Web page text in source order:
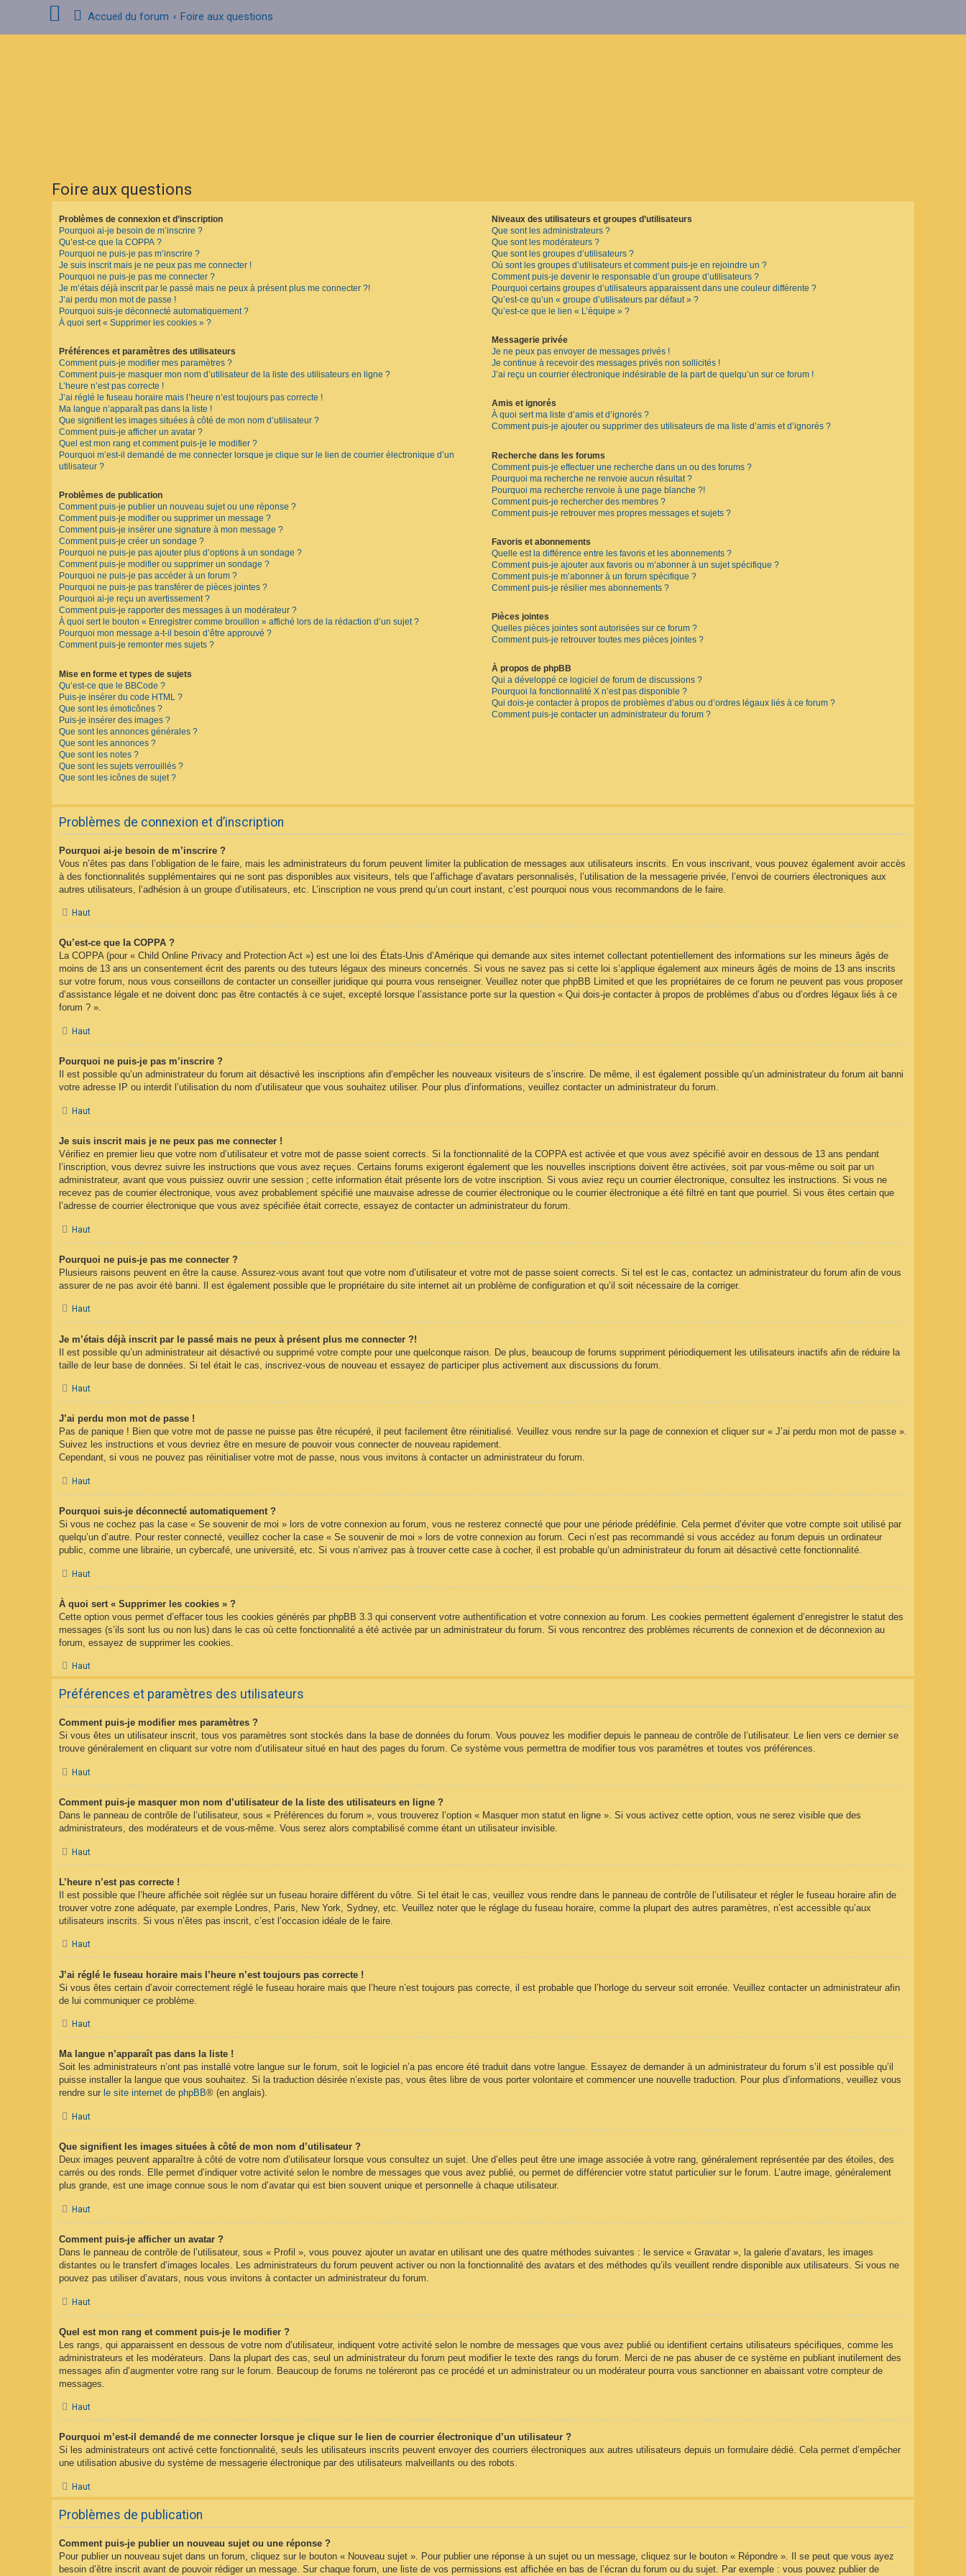
Accueil du forum Foire aux questions
Foire aux questions
Problèmes de connexion et d’inscription
Pourquoi ai-je besoin de m’inscrire ?
Qu’est-ce que la COPPA ?
Pourquoi ne puis-je pas m’inscrire ?
Je suis inscrit mais je ne peux pas me connecter !
Pourquoi ne puis-je pas me connecter ?
Je m’étais déjà inscrit par le passé mais ne peux à présent plus me connecter ?!
J’ai perdu mon mot de passe !
Pourquoi suis-je déconnecté automatiquement ?
À quoi sert « Supprimer les cookies » ?
Préférences et paramètres des utilisateurs
Comment puis-je modifier mes paramètres ?
Comment puis-je masquer mon nom d’utilisateur de la liste des utilisateurs en ligne ?
L’heure n’est pas correcte !
J’ai réglé le fuseau horaire mais l’heure n’est toujours pas correcte !
Ma langue n’apparaît pas dans la liste !
Que signifient les images situées à côté de mon nom d’utilisateur ?
Comment puis-je afficher un avatar ?
Quel est mon rang et comment puis-je le modifier ?
Pourquoi m’est-il demandé de me connecter lorsque je clique sur le lien de courrier électronique d’un
utilisateur ?
Problèmes de publication
Comment puis-je publier un nouveau sujet ou une réponse ?
Comment puis-je modifier ou supprimer un message ?
Comment puis-je insérer une signature à mon message ?
Comment puis-je créer un sondage ?
Pourquoi ne puis-je pas ajouter plus d’options à un sondage ?
Comment puis-je modifier ou supprimer un sondage ?
Pourquoi ne puis-je pas accéder à un forum ?
Pourquoi ne puis-je pas transférer de pièces jointes ?
Pourquoi ai-je reçu un avertissement ?
Comment puis-je rapporter des messages à un modérateur ?
À quoi sert le bouton « Enregistrer comme brouillon » affiché lors de la rédaction d’un sujet ?
Pourquoi mon message a-t-il besoin d’être approuvé ?
Comment puis-je remonter mes sujets ?
Mise en forme et types de sujets
Qu’est-ce que le BBCode ?
Puis-je insérer du code HTML ?
Que sont les émoticônes ?
Puis-je insérer des images ?
Que sont les annonces générales ?
Que sont les annonces ?
Que sont les notes ?
Que sont les sujets verrouillés ?
Que sont les icônes de sujet ?
Niveaux des utilisateurs et groupes d’utilisateurs
Que sont les administrateurs ?
Que sont les modérateurs ?
Que sont les groupes d’utilisateurs ?
Où sont les groupes d’utilisateurs et comment puis-je en rejoindre un ?
Comment puis-je devenir le responsable d’un groupe d’utilisateurs ?
Pourquoi certains groupes d’utilisateurs apparaissent dans une couleur différente ?
Qu’est-ce qu’un « groupe d’utilisateurs par défaut » ?
Qu’est-ce que le lien « L’équipe » ?
Messagerie privée
Je ne peux pas envoyer de messages privés !
Je continue à recevoir des messages privés non sollicités !
J’ai reçu un courrier électronique indésirable de la part de quelqu’un sur ce forum !
Amis et ignorés
À quoi sert ma liste d’amis et d’ignorés ?
Comment puis-je ajouter ou supprimer des utilisateurs de ma liste d’amis et d’ignorés ?
Recherche dans les forums
Comment puis-je effectuer une recherche dans un ou des forums ?
Pourquoi ma recherche ne renvoie aucun résultat ?
Pourquoi ma recherche renvoie à une page blanche ?!
Comment puis-je rechercher des membres ?
Comment puis-je retrouver mes propres messages et sujets ?
Favoris et abonnements
Quelle est la différence entre les favoris et les abonnements ?
Comment puis-je ajouter aux favoris ou m’abonner à un sujet spécifique ?
Comment puis-je m’abonner à un forum spécifique ?
Comment puis-je résilier mes abonnements ?
Pièces jointes
Quelles pièces jointes sont autorisées sur ce forum ?
Comment puis-je retrouver toutes mes pièces jointes ?
À propos de phpBB
Qui a développé ce logiciel de forum de discussions ?
Pourquoi la fonctionnalité X n’est pas disponible ?
Qui dois-je contacter à propos de problèmes d’abus ou d’ordres légaux liés à ce forum ?
Comment puis-je contacter un administrateur du forum ?
Problèmes de connexion et d’inscription
Pourquoi ai-je besoin de m’inscrire ?
Vous n’êtes pas dans l’obligation de le faire, mais les administrateurs du forum peuvent limiter la publication de messages aux utilisateurs inscrits. En vous inscrivant, vous pouvez également avoir accès
à des fonctionnalités supplémentaires qui ne sont pas disponibles aux visiteurs, tels que l’affichage d’avatars personnalisés, l’utilisation de la messagerie privée, l’envoi de courriers électroniques aux
autres utilisateurs, l’adhésion à un groupe d’utilisateurs, etc. L’inscription ne vous prend qu’un court instant, c’est pourquoi nous vous recommandons de le faire.
Haut
Qu’est-ce que la COPPA ?
La COPPA (pour « Child Online Privacy and Protection Act ») est une loi des États-Unis d’Amérique qui demande aux sites internet collectant potentiellement des informations sur les mineurs âgés de
moins de 13 ans un consentement écrit des parents ou des tuteurs légaux des mineurs concernés. Si vous ne savez pas si cette loi s’applique également aux mineurs âgés de moins de 13 ans inscrits
sur votre forum, nous vous conseillons de contacter un conseiller juridique qui pourra vous renseigner. Veuillez noter que phpBB Limited et que les propriétaires de ce forum ne peuvent pas vous proposer
d’assistance légale et ne doivent donc pas être contactés à ce sujet, excepté lorsque l’assistance porte sur la question « Qui dois-je contacter à propos de problèmes d’abus ou d’ordres légaux liés à ce
forum ? ».
Haut
Pourquoi ne puis-je pas m’inscrire ?
Il est possible qu’un administrateur du forum ait désactivé les inscriptions afin d’empêcher les nouveaux visiteurs de s’inscrire. De même, il est également possible qu’un administrateur du forum ait banni
votre adresse IP ou interdit l’utilisation du nom d’utilisateur que vous souhaitez utiliser. Pour plus d’informations, veuillez contacter un administrateur du forum.
Haut
Je suis inscrit mais je ne peux pas me connecter !
Vérifiez en premier lieu que votre nom d’utilisateur et votre mot de passe soient corrects. Si la fonctionnalité de la COPPA est activée et que vous avez spécifié avoir en dessous de 13 ans pendant
l’inscription, vous devrez suivre les instructions que vous avez reçues. Certains forums exigeront également que les nouvelles inscriptions doivent être activées, soit par vous-même ou soit par un
administrateur, avant que vous puissiez ouvrir une session ; cette information était présente lors de votre inscription. Si vous aviez reçu un courrier électronique, consultez les instructions. Si vous ne
recevez pas de courrier électronique, vous avez probablement spécifié une mauvaise adresse de courrier électronique ou le courrier électronique a été filtré en tant que pourriel. Si vous êtes certain que
l’adresse de courrier électronique que vous avez spécifiée était correcte, essayez de contacter un administrateur du forum.
Haut
Pourquoi ne puis-je pas me connecter ?
Plusieurs raisons peuvent en être la cause. Assurez-vous avant tout que votre nom d’utilisateur et votre mot de passe soient corrects. Si tel est le cas, contactez un administrateur du forum afin de vous
assurer de ne pas avoir été banni. Il est également possible que le propriétaire du site internet ait un problème de configuration et qu’il soit nécessaire de la corriger.
Haut
Je m’étais déjà inscrit par le passé mais ne peux à présent plus me connecter ?!
Il est possible qu’un administrateur ait désactivé ou supprimé votre compte pour une quelconque raison. De plus, beaucoup de forums suppriment périodiquement les utilisateurs inactifs afin de réduire la
taille de leur base de données. Si tel était le cas, inscrivez-vous de nouveau et essayez de participer plus activement aux discussions du forum.
Haut
J’ai perdu mon mot de passe !
Pas de panique ! Bien que votre mot de passe ne puisse pas être récupéré, il peut facilement être réinitialisé. Veuillez vous rendre sur la page de connexion et cliquer sur « J’ai perdu mon mot de passe ».
Suivez les instructions et vous devriez être en mesure de pouvoir vous connecter de nouveau rapidement.
Cependant, si vous ne pouvez pas réinitialiser votre mot de passe, nous vous invitons à contacter un administrateur du forum.
Haut
Pourquoi suis-je déconnecté automatiquement ?
Si vous ne cochez pas la case « Se souvenir de moi » lors de votre connexion au forum, vous ne resterez connecté que pour une période prédéfinie. Cela permet d’éviter que votre compte soit utilisé par
quelqu’un d’autre. Pour rester connecté, veuillez cocher la case « Se souvenir de moi » lors de votre connexion au forum. Ceci n’est pas recommandé si vous accédez au forum depuis un ordinateur
public, comme une librairie, un cybercafé, une université, etc. Si vous n’arrivez pas à trouver cette case à cocher, il est probable qu’un administrateur du forum ait désactivé cette fonctionnalité.
Haut
À quoi sert « Supprimer les cookies » ?
Cette option vous permet d’effacer tous les cookies générés par phpBB 3.3 qui conservent votre authentification et votre connexion au forum. Les cookies permettent également d’enregistrer le statut des
messages (s’ils sont lus ou non lus) dans le cas où cette fonctionnalité a été activée par un administrateur du forum. Si vous rencontrez des problèmes récurrents de connexion et de déconnexion au
forum, essayez de supprimer les cookies.
Haut
Préférences et paramètres des utilisateurs
Comment puis-je modifier mes paramètres ?
Si vous êtes un utilisateur inscrit, tous vos paramètres sont stockés dans la base de données du forum. Vous pouvez les modifier depuis le panneau de contrôle de l’utilisateur. Le lien vers ce dernier se
trouve généralement en cliquant sur votre nom d’utilisateur situé en haut des pages du forum. Ce système vous permettra de modifier tous vos paramètres et toutes vos préférences.
Haut
Comment puis-je masquer mon nom d’utilisateur de la liste des utilisateurs en ligne ?
Dans le panneau de contrôle de l’utilisateur, sous « Préférences du forum », vous trouverez l’option « Masquer mon statut en ligne ». Si vous activez cette option, vous ne serez visible que des
administrateurs, des modérateurs et de vous-même. Vous serez alors comptabilisé comme étant un utilisateur invisible.
Haut
L’heure n’est pas correcte !
Il est possible que l’heure affichée soit réglée sur un fuseau horaire différent du vôtre. Si tel était le cas, veuillez vous rendre dans le panneau de contrôle de l’utilisateur et régler le fuseau horaire afin de
trouver votre zone adéquate, par exemple Londres, Paris, New York, Sydney, etc. Veuillez noter que le réglage du fuseau horaire, comme la plupart des autres paramètres, n’est accessible qu’aux
utilisateurs inscrits. Si vous n’êtes pas inscrit, c’est l’occasion idéale de le faire.
Haut
J’ai réglé le fuseau horaire mais l’heure n’est toujours pas correcte !
Si vous êtes certain d’avoir correctement réglé le fuseau horaire mais que l’heure n’est toujours pas correcte, il est probable que l’horloge du serveur soit erronée. Veuillez contacter un administrateur afin
de lui communiquer ce problème.
Haut
Ma langue n’apparaît pas dans la liste !
Soit les administrateurs n’ont pas installé votre langue sur le forum, soit le logiciel n’a pas encore été traduit dans votre langue. Essayez de demander à un administrateur du forum s’il est possible qu’il
puisse installer la langue que vous souhaitez. Si la traduction désirée n’existe pas, vous êtes libre de vous porter volontaire et commencer une nouvelle traduction. Pour plus d’informations, veuillez vous
rendre sur le site internet de phpBB® (en anglais).
Haut
Que signifient les images situées à côté de mon nom d’utilisateur ?
Deux images peuvent apparaître à côté de votre nom d’utilisateur lorsque vous consultez un sujet. Une d’elles peut être une image associée à votre rang, généralement représentée par des étoiles, des
carrés ou des ronds. Elle permet d’indiquer votre activité selon le nombre de messages que vous avez publié, ou permet de différencier votre statut particulier sur le forum. L’autre image, généralement
plus grande, est une image connue sous le nom d’avatar qui est bien souvent unique et personnelle à chaque utilisateur.
Haut
Comment puis-je afficher un avatar ?
Dans le panneau de contrôle de l’utilisateur, sous « Profil », vous pouvez ajouter un avatar en utilisant une des quatre méthodes suivantes : le service « Gravatar », la galerie d’avatars, les images
distantes ou le transfert d’images locales. Les administrateurs du forum peuvent activer ou non la fonctionnalité des avatars et des méthodes qu’ils veuillent rendre disponible aux utilisateurs. Si vous ne
pouvez pas utiliser d’avatars, nous vous invitons à contacter un administrateur du forum.
Haut
Quel est mon rang et comment puis-je le modifier ?
Les rangs, qui apparaissent en dessous de votre nom d’utilisateur, indiquent votre activité selon le nombre de messages que vous avez publié ou identifient certains utilisateurs spécifiques, comme les
administrateurs et les modérateurs. Dans la plupart des cas, seul un administrateur du forum peut modifier le texte des rangs du forum. Merci de ne pas abuser de ce système en publiant inutilement des
messages afin d’augmenter votre rang sur le forum. Beaucoup de forums ne toléreront pas ce procédé et un administrateur ou un modérateur pourra vous sanctionner en abaissant votre compteur de
messages.
Haut
Pourquoi m’est-il demandé de me connecter lorsque je clique sur le lien de courrier électronique d’un utilisateur ?
Si les administrateurs ont activé cette fonctionnalité, seuls les utilisateurs inscrits peuvent envoyer des courriers électroniques aux autres utilisateurs depuis un formulaire dédié. Cela permet d’empêcher
une utilisation abusive du système de messagerie électronique par des utilisateurs malveillants ou des robots.
Haut
Problèmes de publication
Comment puis-je publier un nouveau sujet ou une réponse ?
Pour publier un nouveau sujet dans un forum, cliquez sur le bouton « Nouveau sujet ». Pour publier une réponse à un sujet ou un message, cliquez sur le bouton « Répondre ». Il se peut que vous ayez
besoin d’être inscrit avant de pouvoir rédiger un message. Sur chaque forum, une liste de vos permissions est affichée en bas de l’écran du forum ou du sujet. Par exemple : vous pouvez publier de